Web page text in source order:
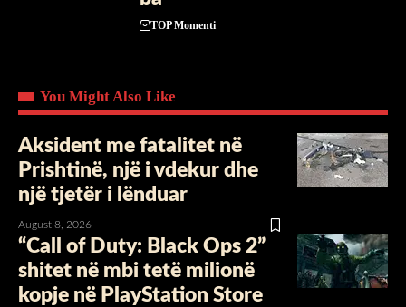
TOP Momenti
You Might Also Like
Aksident me fatalitet në
Prishtinë, një i vdekur dhe
një tjetër i lënduar
August 8, 2026
“Call of Duty: Black Ops 2”
shitet në mbi tetë milionë
kopje në PlayStation Store